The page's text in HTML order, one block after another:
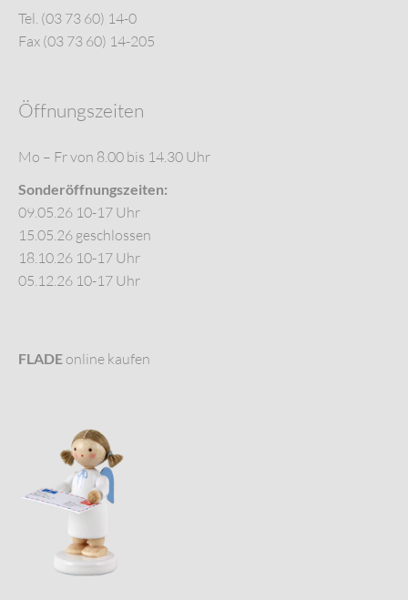
Tel. (03 73 60) 14-0
Fax (03 73 60) 14-205
Öffnungszeiten
Mo – Fr von 8.00 bis 14.30 Uhr
Sonderöffnungszeiten:
09.05.26 10-17 Uhr
15.05.26 geschlossen
18.10.26 10-17 Uhr
05.12.26 10-17 Uhr
FLADE online kaufen